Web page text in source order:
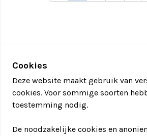
Cookies
Deze website maakt gebruik van
cookies. Voor sommige soorten
toestemming nodig.
De noodzakelijke cookies en